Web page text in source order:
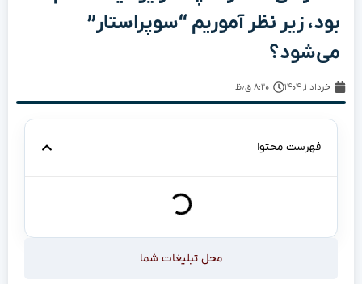
بود، زیر نظر آموریم “سوپراستار”
می‌شود؟
خرداد ۱, ۱۴۰۴ ۸:۲۰ ق٫ظ
فهرست محتوا
محل تبلیغات شما